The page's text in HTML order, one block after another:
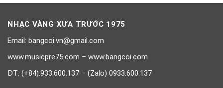
NHẠC VÀNG XƯA TRƯỚC 1975
Email: bangcoi.vn@gmail.com
www.musicpre75.com – www.bangcoi.com
ĐT: (+84).933.600.137 – (Zalo) 0933.600.137